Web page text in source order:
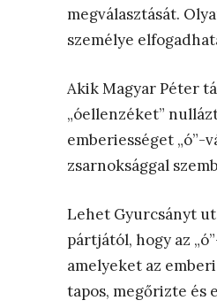
megválasztását.
személye
Akik Magyar Péter
„óellenzéket”
emberiességet
zsarnoksággal
Lehet Gyurcsányt
pártjától, hogy az
amelyeket az
tapos, megőrizte és